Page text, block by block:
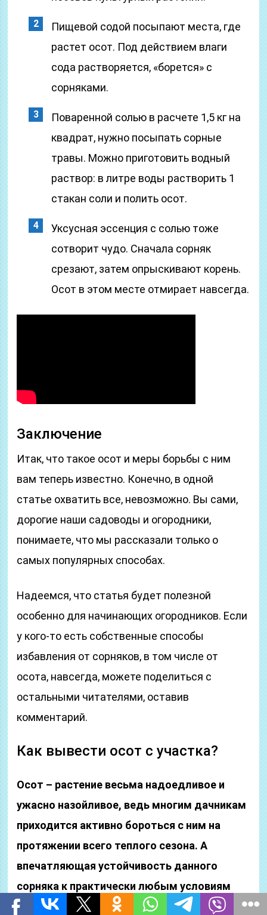
Пищевой содой посыпают места, где
растет осот. Под действием влаги
сода растворяется, «борется» с
сорняками.
Поваренной солью в расчете 1,5 кг на
квадрат, нужно посыпать сорные
травы. Можно приготовить водный
раствор: в литре воды растворить 1
стакан соли и полить осот.
Уксусная эссенция с солью тоже
сотворит чудо. Сначала сорняк
срезают, затем опрыскивают корень.
Осот в этом месте отмирает навсегда.
Заключение
Итак, что такое осот и меры борьбы с ним
вам теперь известно. Конечно, в одной
статье охватить все, невозможно. Вы сами,
дорогие наши садоводы и огородники,
понимаете, что мы рассказали только о
самых популярных способах.
Надеемся, что статья будет полезной
особенно для начинающих огородников. Если
у кого-то есть собственные способы
избавления от сорняков, в том числе от
осота, навсегда, можете поделиться с
остальными читателями, оставив
комментарий.
Как вывести осот с участка?
Осот – растение весьма надоедливое и
ужасно назойливое, ведь многим дачникам
приходится активно бороться с ним на
протяжении всего теплого сезона. А
впечатляющая устойчивость данного
сорняка к практически любым условиям
существенно осложняет борьбу – осот не